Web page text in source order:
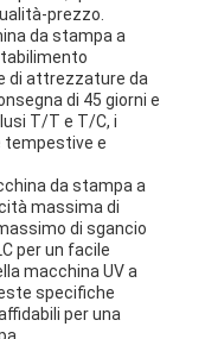
prezzo.
da stampa a
di attrezzature da
di 45 giorni e
T/T e T/C, i
tempestive e
da stampa a
massima di
di sgancio
per un facile
macchina UV a
specifiche
per una